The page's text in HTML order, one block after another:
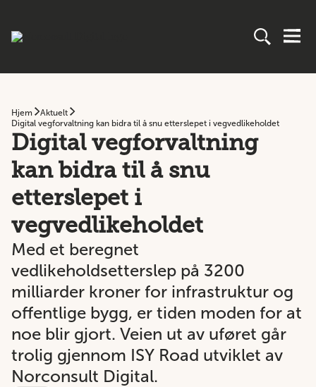
Hjem
Aktuelt
Digital vegforvaltning kan bidra til å snu etterslepet i vegvedlikeholdet
Digital vegforvaltning
kan bidra til å snu
etterslepet i
vegvedlikeholdet
Med et beregnet
vedlikeholdsetterslep på 3200
milliarder kroner for infrastruktur og
offentlige bygg, er tiden moden for at
noe blir gjort. Veien ut av uføret går
trolig gjennom ISY Road utviklet av
Norconsult Digital.